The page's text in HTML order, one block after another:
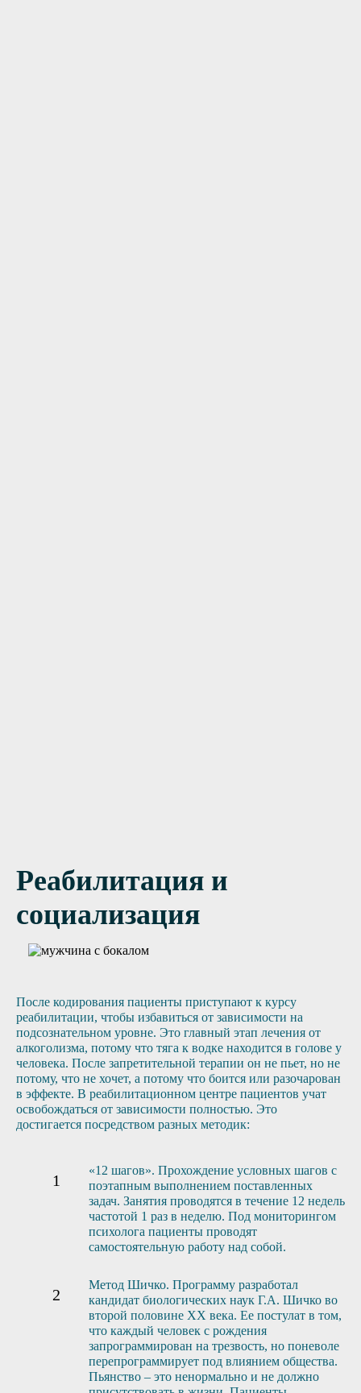
Реабилитация и
социализация
После кодирования пациенты приступают к курсу
реабилитации, чтобы избавиться от зависимости на
подсознательном уровне. Это главный этап лечения от
алкоголизма, потому что тяга к водке находится в голове у
человека. После запретительной терапии он не пьет, но не
потому, что не хочет, а потому что боится или разочарован
в эффекте. В реабилитационном центре пациентов учат
освобождаться от зависимости полностью. Это
достигается посредством разных методик:
«12 шагов». Прохождение условных шагов с
поэтапным выполнением поставленных
задач. Занятия проводятся в течение 12 недель
частотой 1 раз в неделю. Под мониторингом
психолога пациенты проводят
самостоятельную работу над собой.
Метод Шичко. Программу разработал
кандидат биологических наук Г.А. Шичко во
второй половине XX века. Ее постулат в том,
что каждый человек с рождения
запрограммирован на трезвость, но поневоле
перепрограммирует под влиянием общества.
Пьянство – это ненормально и не должно